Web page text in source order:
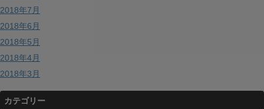
2018年7月
2018年6月
2018年5月
2018年4月
2018年3月
カテゴリー